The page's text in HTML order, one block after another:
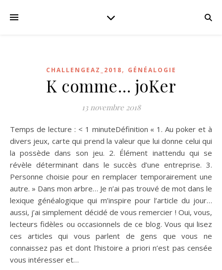
CHALLENGEAZ_2018, GÉNÉALOGIE
K comme… joKer
13 novembre 2018
Temps de lecture : < 1 minuteDéfinition « 1. Au poker et à
divers jeux, carte qui prend la valeur que lui donne celui qui
la possède dans son jeu. 2. Élément inattendu qui se
révèle déterminant dans le succès d’une entreprise. 3.
Personne choisie pour en remplacer temporairement une
autre. » Dans mon arbre… Je n’ai pas trouvé de mot dans le
lexique généalogique qui m’inspire pour l’article du jour…
aussi, j’ai simplement décidé de vous remercier ! Oui, vous,
lecteurs fidèles ou occasionnels de ce blog. Vous qui lisez
ces articles qui vous parlent de gens que vous ne
connaissez pas et dont l’histoire a priori n’est pas censée
vous intéresser et…